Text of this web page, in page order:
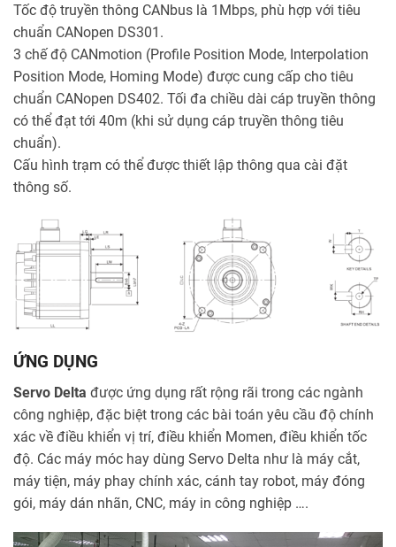
Tốc độ truyền thông CANbus là 1Mbps, phù hợp với tiêu
chuẩn CANopen DS301.
3 chế độ CANmotion (Profile Position Mode, Interpolation
Position Mode, Homing Mode) được cung cấp cho tiêu
chuẩn CANopen DS402. Tối đa chiều dài cáp truyền thông
có thể đạt tới 40m (khi sử dụng cáp truyền thông tiêu
chuẩn).
Cấu hình trạm có thể được thiết lập thông qua cài đặt
thông số.
ỨNG DỤNG
Servo Delta được ứng dụng rất rộng rãi trong các ngành
công nghiệp, đặc biệt trong các bài toán yêu cầu độ chính
xác về điều khiển vị trí, điều khiển Momen, điều khiển tốc
độ. Các máy móc hay dùng Servo Delta như là máy cắt,
máy tiện, máy phay chính xác, cánh tay robot, máy đóng
gói, máy dán nhãn, CNC, máy in công nghiệp ….